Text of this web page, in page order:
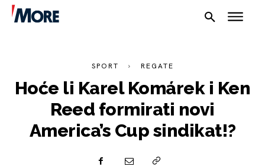
SPORT REGATE
Hoće li Karel Komárek i Ken
Reed formirati novi
America’s Cup sindikat!?